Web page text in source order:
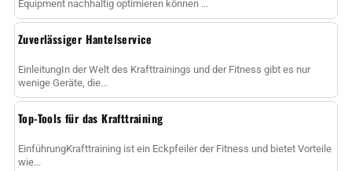
Equipment nachhaltig optimieren können ...
Zuverlässiger Hantelservice
EinleitungIn der Welt des Krafttrainings und der Fitness gibt es nur
wenige Geräte, die...
Top-Tools für das Krafttraining
EinführungKrafttraining ist ein Eckpfeiler der Fitness und bietet Vorteile
wie...